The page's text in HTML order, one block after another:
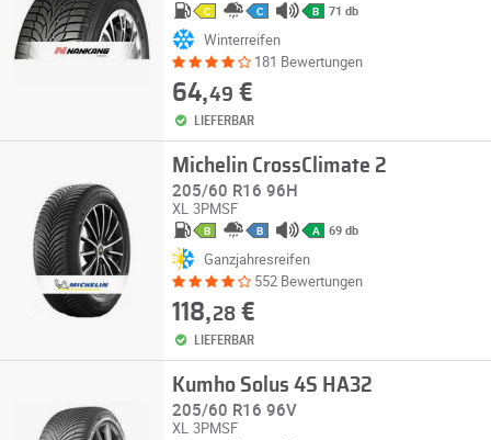
C C B 71 db
Winterreifen
181 Bewertungen
64,49 €
LIEFERBAR
Michelin CrossClimate 2
205/60 R16 96H
XL 3PMSF
B B A 69 db
Ganzjahresreifen
552 Bewertungen
118,28€
LIEFERBAR
Kumho Solus 4S HA32
205/60 R16 96V
XL 3PMSF